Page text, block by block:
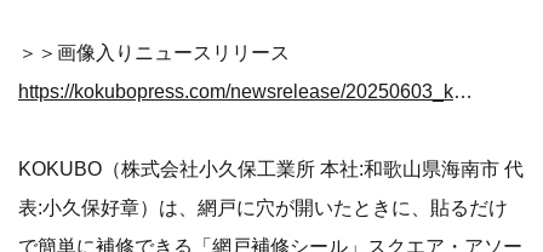
＞＞画像入りニュースリリース
https://kokubopress.com/newsrelease/20250603_kokubo_amido
KOKUBO（株式会社小久保工業所 本社:和歌山県海南市 代
表:小久保好章）は、網戸に穴が開いたときに、貼るだけ
で簡単に補修できる「網戸補修シール」スクエア・アソー